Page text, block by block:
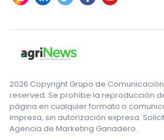
2026 Copyright Grupo de Comunicación
reserved. Se prohíbe la reproducción
página en cualquier formato o
impresa, sin autorización expresa.
Agencia de Marketing Ganadero.